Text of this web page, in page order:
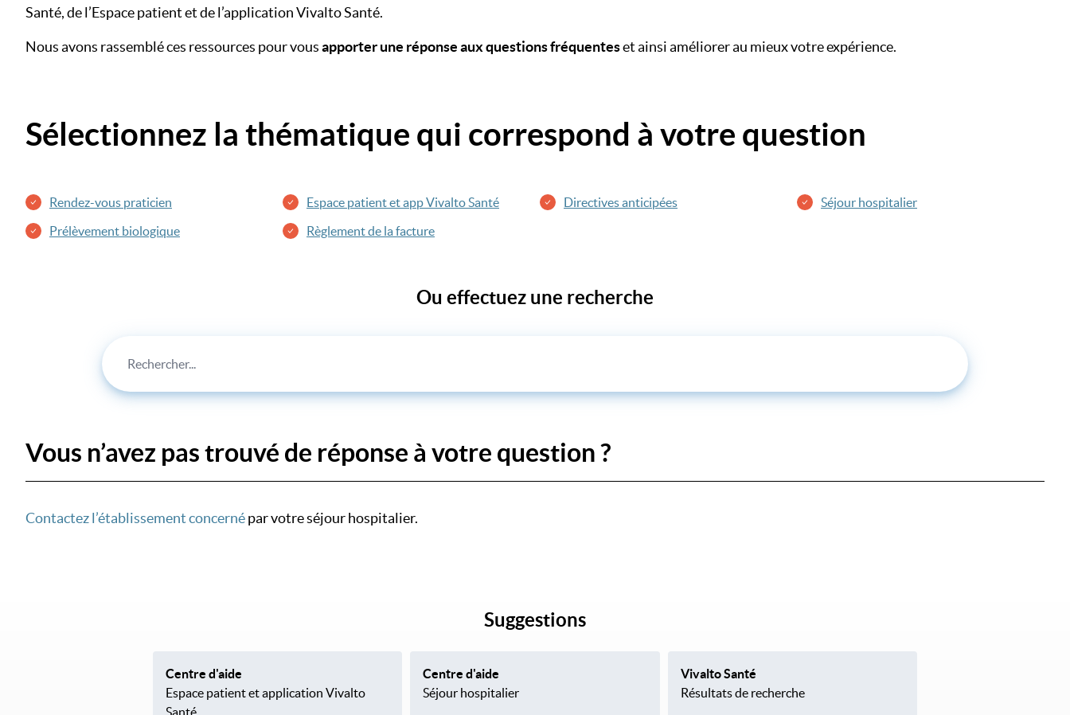
Santé, de l’Espace patient et de l’application Vivalto Santé.
Nous avons rassemblé ces ressources pour vousapporter une réponse aux questions fréquenteset ainsi améliorer au mieux votre expérience.
Sélectionnez la thématique qui correspond à votre question
Rendez-vous praticien Espace patient et app Vivalto Santé Directives anticipées
Séjour hospitalier
Prélèvement biologique
Règlement de la facture
Ou effectuez une recherche
Vous n’avez pas trouvé de réponse à votre question ?
Contactez l’établissement concernépar votre séjour hospitalier.
Suggestions
Centre d'aide
Espace patient et application Vivalto
Santé
Centre d'aide
Séjour hospitalier
Vivalto Santé
Résultats de recherche